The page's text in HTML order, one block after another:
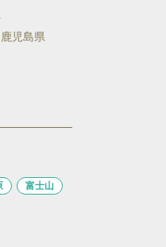
鹿児島県
富士山